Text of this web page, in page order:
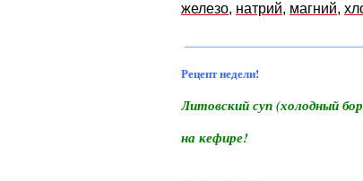
железо, натрий, магний,
Рецепт недели!
Литовский суп (холодный
на кефире!